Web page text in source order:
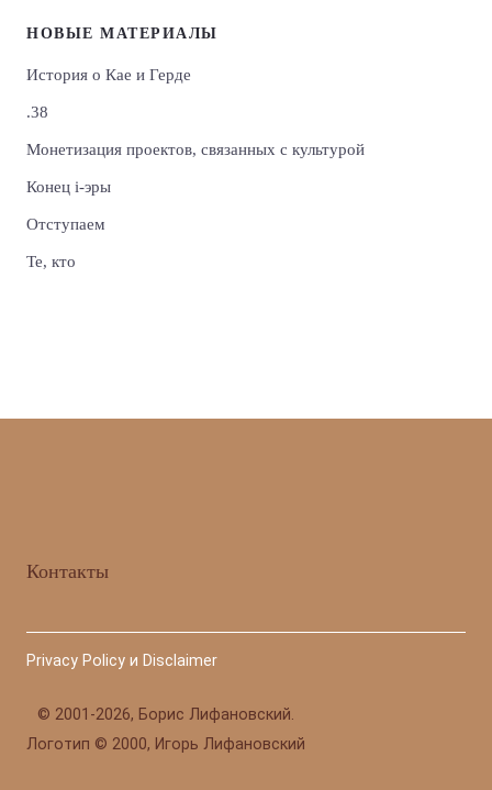
НОВЫЕ МАТЕРИАЛЫ
История о Кае и Герде
.38
Монетизация проектов, связанных с культурой
Конец i-эры
Отступаем
Те, кто
Контакты
© 2001-2026, Борис Лифановский.
Логотип © 2000, Игорь Лифановский
Privacy Policy и Disclaimer